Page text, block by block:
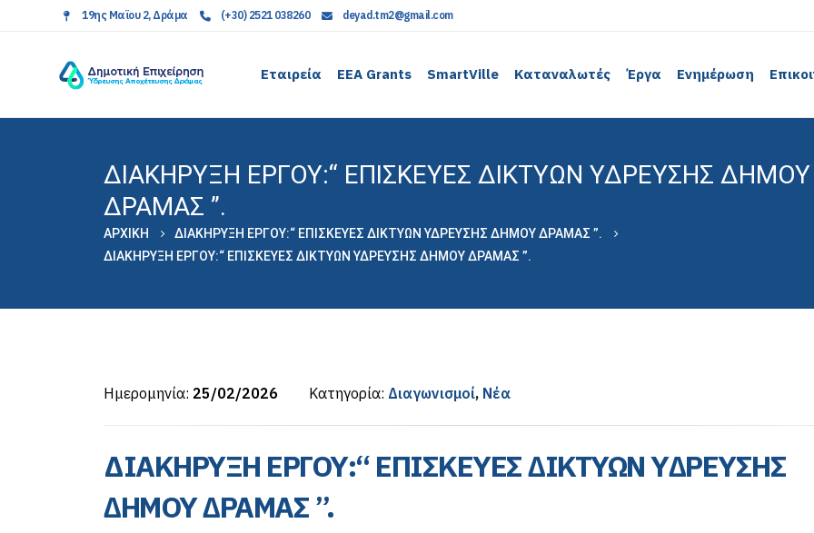
19ης Μαϊου 2, Δράμα (+30) 2521 038260 deyad.tm2@gmail.com
Εταιρεία EEA Grants SmartVille Καταναλωτές Έργα Ενημέρωση
ΔΙΑΚΗΡΥΞΗ ΕΡΓΟΥ:“ ΕΠΙΣΚΕΥΕΣ ∆ΙΚΤΥΩΝ Υ∆ΡΕΥΣΗΣ ∆ΗΜΟΥ
∆ΡΑΜΑΣ ”.
ΑΡΧΙΚΉ
ΔΙΑΚΗΡΥΞΗ ΕΡΓΟΥ:“ ΕΠΙΣΚΕΥΕΣ ∆ΙΚΤΥΩΝ Υ∆ΡΕΥΣΗΣ ∆ΗΜΟΥ ∆ΡΑΜΑΣ ”.
ΔΙΑΚΗΡΥΞΗ ΕΡΓΟΥ:“ ΕΠΙΣΚΕΥΕΣ ∆ΙΚΤΥΩΝ Υ∆ΡΕΥΣΗΣ ∆ΗΜΟΥ ∆ΡΑΜΑΣ ”.
Ημερομηνία: 25/02/2026 Κατηγορία: Διαγωνισμοί, Νέα
ΔΙΑΚΗΡΥΞΗ ΕΡΓΟΥ:“ ΕΠΙΣΚΕΥΕΣ ∆ΙΚΤΥΩΝ Υ∆ΡΕΥΣΗΣ
∆ΗΜΟΥ ∆ΡΑΜΑΣ ”.